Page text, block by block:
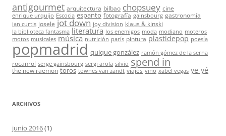
antigourmet arquitectura bilbao chopsuey cine
enrique urquijo Escocia espanto fotografía gainsbourg gastronomía
ian curtis josele jot down joy division klaus & kinski
la biblioteca fantasma literatura los enemigos moda modiano moteros
motos musicales música nutrición parís pintura plastidepop poesía
popmadrid quique gonzález ramón gómez de la serna
rocanrol serge gainsbourg sergi arola silvio spend in
the new raemon toros townes van zandt viajes vino xabel vegas ye-yé
ARCHIVOS
junio 2016(1)